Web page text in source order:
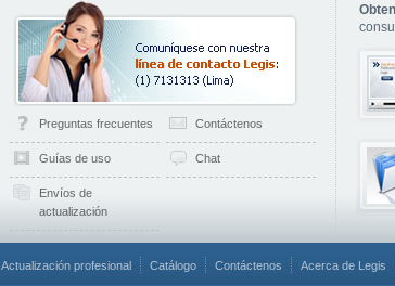
Preguntas frecuentes Contáctenos
Guías de uso Chat
Envíos de
actualización
Actualización profesional Catálogo Contáctenos Acerca de Legis